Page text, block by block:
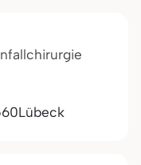
Lübeck